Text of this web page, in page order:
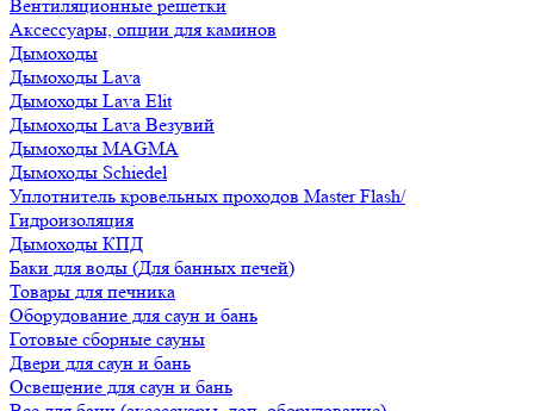
Вентиляционные решетки
Аксессуары, опции для каминов
Дымоходы
Дымоходы Lava
Дымоходы Lava Elit
Дымоходы Lava Везувий
Дымоходы MAGMA
Дымоходы Schiedel
Уплотнитель кровельных проходов Master Flash/
Гидроизоляция
Дымоходы КПД
Баки для воды (Для банных печей)
Товары для печника
Оборудование для саун и бань
Готовые сборные сауны
Двери для саун и бань
Освещение для саун и бань